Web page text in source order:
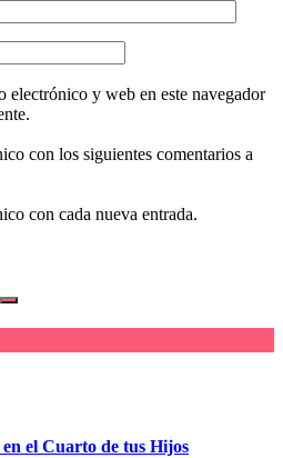
electrónico y web en este navegador
con los siguientes comentarios a
con cada nueva entrada.
el Cuarto de tus Hijos